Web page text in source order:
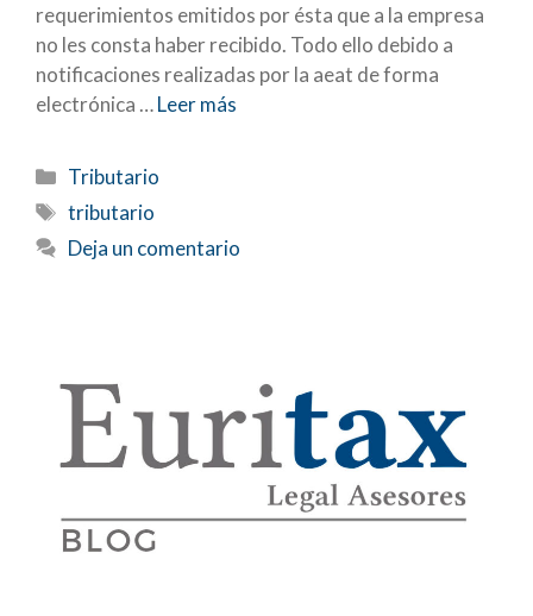
requerimientos emitidos por ésta que a la empresa
no les consta haber recibido. Todo ello debido a
notificaciones realizadas por la aeat de forma
electrónica …Leer más
Categorías
Tributario
Etiquetas
tributario
Deja un comentario